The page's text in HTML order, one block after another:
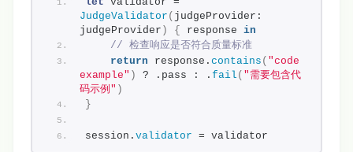
JudgeValidator ( judgeProvider:
judgeProvider ) { response in
// 检查响应是否符合质量标准
return response. contains ( "code
example" ) ? .pass : . fail ( "需要包含代
码示例" )
}
session. validator = validator